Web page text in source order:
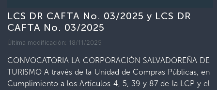
LCS DR CAFTA No. 03/2025 y LCS DR
CAFTA No. 03/2025
Última modificación: 18/11/2025
CONVOCATORIA LA CORPORACIÓN SALVADOREÑA DE
TURISMO A través de la Unidad de Compras Públicas, en
Cumplimiento a los Artículos 4, 5, 39 y 87 de la LCP y el